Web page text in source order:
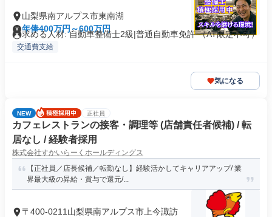
山梨県南アルプス市東南湖
年俸400万円～600万円
求める人材: 自動車整備士2級|普通自動車免許 （AT限定不可）
交通費支給
気になる
NEW 正社員
カフェレストランの接客・調理等 (店舗責任者候補) / 転
居なし / 経験者採用
株式会社すかいらーくホールディングス
【正社員／店長候補／転勤なし】経験活かしてキャリアアップ/ 業
界最大級の昇給・賞与で還元/...
〒400-0211山梨県南アルプス市上今諏訪